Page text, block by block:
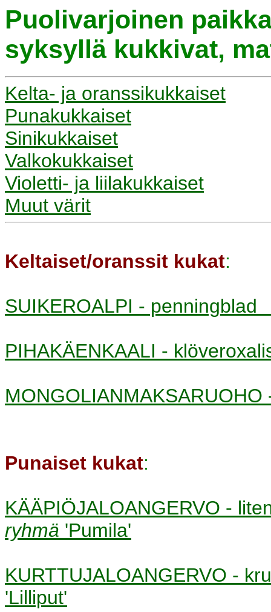
Puolivarjoinen
syksyllä kukkivat,
Kelta- ja oranssikukkaiset
Punakukkaiset
Sinikukkaiset
Valkokukkaiset
Violetti- ja liilakukkaiset
Muut värit
Keltaiset/oranssit kukat:
SUIKEROALPI -
PIHAKÄENKAALI -
Punaiset kukat:
KÄÄPIÖJALOANGERVO -
ryhmä 'Pumila'
KURTTUJALOANGERVO -
'Lilliput'